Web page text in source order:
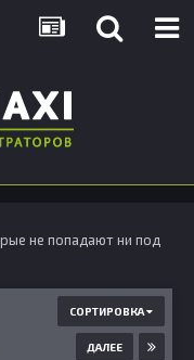
не попадают ни под
СОРТИРОВКА
ДАЛЕЕ